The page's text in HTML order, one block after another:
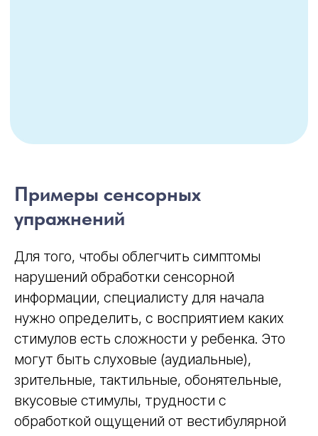
Примеры сенсорных
упражнений
Для того, чтобы облегчить симптомы
нарушений обработки сенсорной
информации, специалисту для начала
нужно определить, с восприятием каких
стимулов есть сложности у ребенка. Это
могут быть слуховые (аудиальные),
зрительные, тактильные, обонятельные,
вкусовые стимулы, трудности с
обработкой ощущений от вестибулярной